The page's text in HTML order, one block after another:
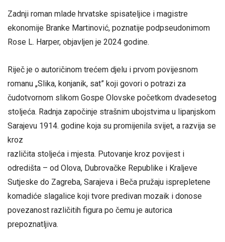
Zadnji roman mlade hrvatske spisateljice i magistre
ekonomije Branke Martinović, poznatije podpseudonimom
Rose L. Harper, objavljen je 2024 godine.
Riječ je o autoričinom trećem djelu i prvom povijesnom
romanu „Slika, konjanik, sat” koji govori o potrazi za
čudotvornom slikom Gospe Olovske početkom dvadesetog
stoljeća. Radnja započinje strašnim ubojstvima u lipanjskom
Sarajevu 1914. godine koja su promijenila svijet, a razvija se
kroz
različita stoljeća i mjesta. Putovanje kroz povijest i
odredišta – od Olova, Dubrovačke Republike i Kraljeve
Sutjeske do Zagreba, Sarajeva i Beča pružaju isprepletene
komadiće slagalice koji tvore predivan mozaik i donose
povezanost različitih figura po čemu je autorica
prepoznatljiva.